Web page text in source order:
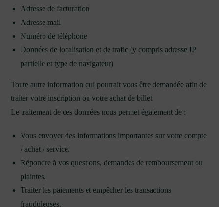
Adresse de facturation
Adresse mail
Numéro de téléphone
Données de localisation et de trafic (y compris adresse IP
partielle et type de navigateur)
Toute autre information qui pourrait vous être demandée afin de
traiter votre inscription ou votre achat de billet
Le traitement de ces données nous permet également de :
Vous envoyer des informations importantes sur votre compte
/ achat / service.
Répondre à vos questions, demandes de remboursement ou
plaintes.
Traiter les paiements et empêcher les transactions
frauduleuses.